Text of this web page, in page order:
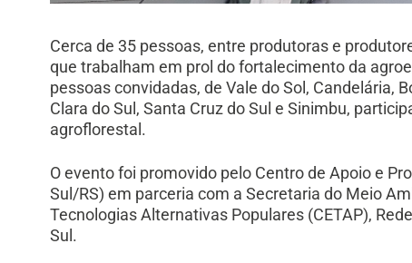
Cerca de 35 pessoas, entre produtoras e
que trabalham em prol do fortalecimento da
pessoas convidadas, de Vale do Sol, Candelária,
Clara do Sul, Santa Cruz do Sul e Sinimbu,
agroflorestal.
O evento foi promovido pelo Centro de Apoio e
Sul/RS) em parceria com a Secretaria do Meio
Tecnologias Alternativas Populares (CETAP),
Sul.